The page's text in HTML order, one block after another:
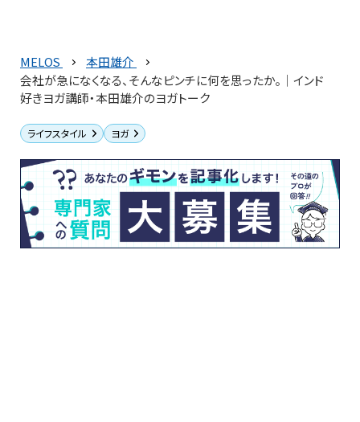
MELOS
本田雄介
会社が急になくなる、そんなピンチに何を思ったか。｜インド
好きヨガ講師・本田雄介のヨガトーク
ライフスタイル ヨガ